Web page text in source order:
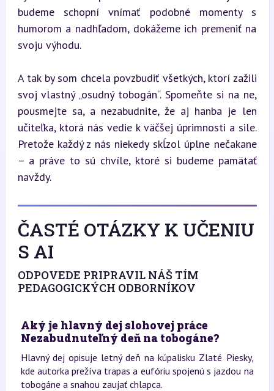
budeme schopní vnímať podobné momenty s
humorom a nadhľadom, dokážeme ich premeniť na
svoju výhodu.
A tak by som chcela povzbudiť všetkých, ktorí zažili
svoj vlastný „osudný tobogán“. Spomeňte si na ne,
pousmejte sa, a nezabudnite, že aj hanba je len
učiteľka, ktorá nás vedie k väčšej úprimnosti a sile.
Pretože každý z nás niekedy skĺzol úplne nečakane
– a práve to sú chvíle, ktoré si budeme pamätať
navždy.
ČASTÉ OTÁZKY K UČENIU
S AI
ODPOVEDE PRIPRAVIL NÁŠ TÍM
PEDAGOGICKÝCH ODBORNÍKOV
Aký je hlavný dej slohovej práce
Nezabudnuteľný deň na tobogáne?
Hlavný dej opisuje letný deň na kúpalisku Zlaté Piesky,
kde autorka prežíva trapas a eufóriu spojenú s jazdou na
tobogáne a snahou zaujať chlapca.